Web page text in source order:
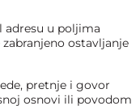
adresu u poljima
ostavljanje
pretnje i govor
osnovi ili povodom